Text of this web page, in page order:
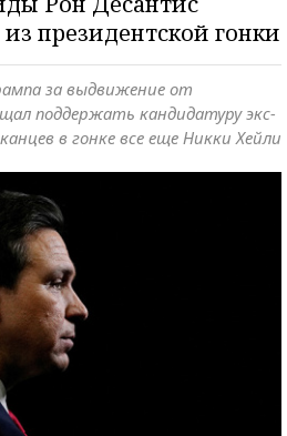
президентской гонки
за выдвижение от
поддержать кандидатуру экс-
в гонке все еще Никки Хейли